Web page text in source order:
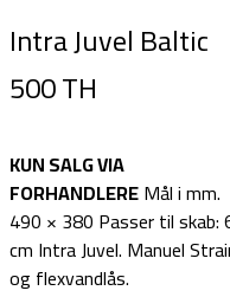
Intra Juvel Baltic
500 TH
KUN SALG VIA
FORHANDLEREMål i mm.
490 × 380 Passer til skab:
cm Intra Juvel. Manuel
og flexvandlås.